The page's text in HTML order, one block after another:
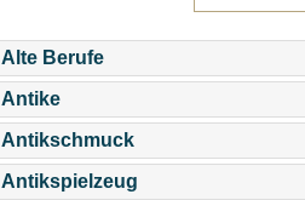
Alte Berufe
Antike
Antikschmuck
Antikspielzeug